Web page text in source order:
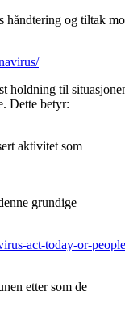
håndtering og tiltak
holdning til
Dette betyr:
aktivitet som
grundige
act-today-or-
etter som de